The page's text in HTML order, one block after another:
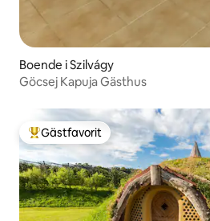
Boende i Szilvágy
Göcsej Kapuja Gästhus
Populär gästfavorit
Gästfavorit